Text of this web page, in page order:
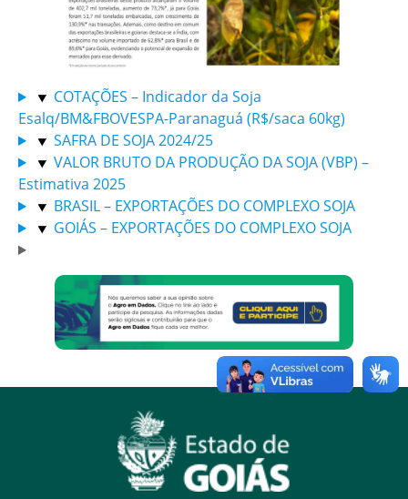
COTAÇÕES – Indicador da Soja
Esalq/BM&FBOVESPA-Paranaguá (R$/saca 60kg)
SAFRA DE SOJA 2024/25
VALOR BRUTO DA PRODUÇÃO DA SOJA (VBP) –
Estimativa 2025
BRASIL – EXPORTAÇÕES DO COMPLEXO SOJA
GOIÁS – EXPORTAÇÕES DO COMPLEXO SOJA